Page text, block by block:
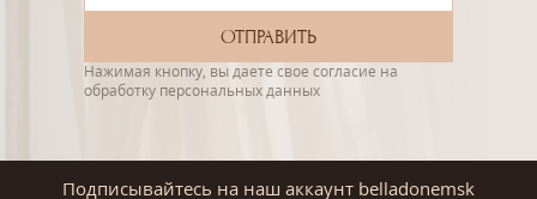
Нажимая кнопку, вы даете свое согласие на
обработку персональных данных
Подписывайтесь на наш аккаунт belladonemsk